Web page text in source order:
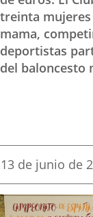
treinta mujeres
mama,
deportistas
del baloncesto
Fecha
la
noticia
13 de junio de